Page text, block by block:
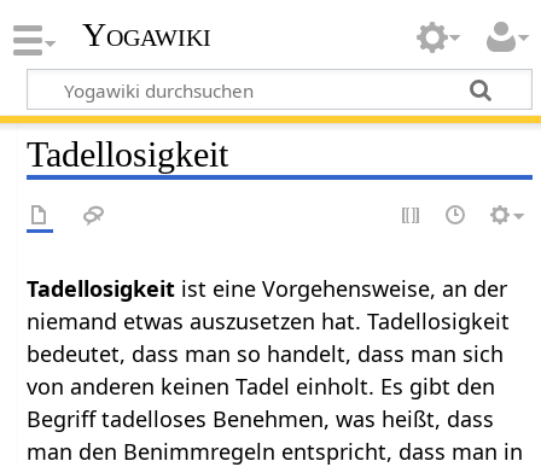
Yogawiki
Tadellosigkeit
Tadellosigkeit ist eine Vorgehensweise, an der
niemand etwas auszusetzen hat. Tadellosigkeit
bedeutet, dass man so handelt, dass man sich
von anderen keinen Tadel einholt. Es gibt den
Begriff tadelloses Benehmen, was heißt, dass
man den Benimmregeln entspricht, dass man in